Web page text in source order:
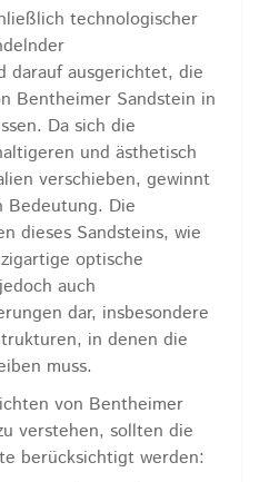
technologischer
darauf ausgerichtet, die
Bentheimer Sandstein in
Da sich die
und ästhetisch
verschieben, gewinnt
Bedeutung. Die
dieses Sandsteins, wie
optische
auch
dar, insbesondere
in denen die
muss.
von Bentheimer
verstehen, sollten die
berücksichtigt werden: